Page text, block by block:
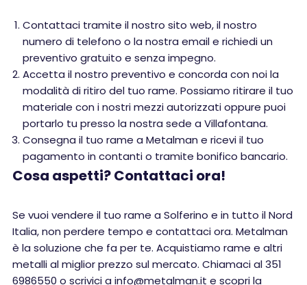
Contattaci tramite il nostro sito web, il nostro
numero di telefono o la nostra email e richiedi un
preventivo gratuito e senza impegno.
Accetta il nostro preventivo e concorda con noi la
modalità di ritiro del tuo rame. Possiamo ritirare il tuo
materiale con i nostri mezzi autorizzati oppure puoi
portarlo tu presso la nostra sede a Villafontana.
Consegna il tuo rame a Metalman e ricevi il tuo
pagamento in contanti o tramite bonifico bancario.
Cosa aspetti? Contattaci ora!
Se vuoi vendere il tuo rame a Solferino e in tutto il Nord
Italia, non perdere tempo e contattaci ora. Metalman
è la soluzione che fa per te. Acquistiamo rame e altri
metalli al miglior prezzo sul mercato. Chiamaci al 351
6986550 o scrivici a info@metalman.it e scopri la